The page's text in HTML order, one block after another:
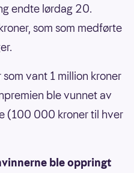
endte lørdag 20.
som som medførte
vant 1 million kroner
ble vunnet av
(100 000 kroner til hver
ble oppringt